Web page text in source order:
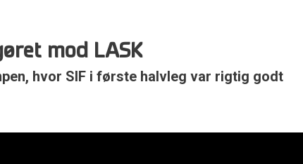
mod LASK
hvor SIF i første halvleg var rigtig godt